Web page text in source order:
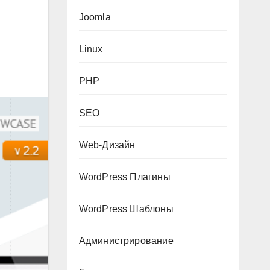
Joomla
Linux
PHP
SEO
Web-Дизайн
WordPress Плагины
WordPress Шаблоны
Администрирование